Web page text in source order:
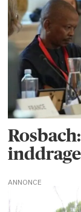
ANNONCE